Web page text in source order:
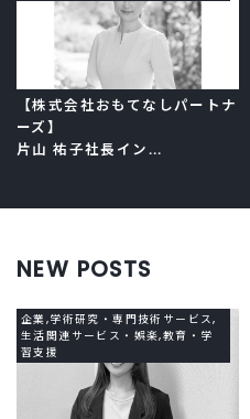
【株式会社おもてなしパートナ
ーズ】
片山 祐子社長イン...
NEW POSTS
企業,学術研究・専門技術サービス,
生活関連サービス・娯楽,教育・学
習支援